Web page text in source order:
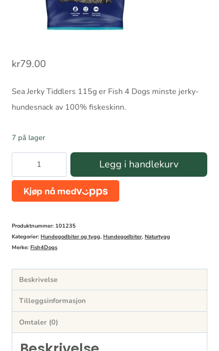
kr79.00
Sea Jerky Tiddlers 115g er Fish 4 Dogs minste jerky-
hundesnack av 100% fiskeskinn.
7 på lager
Jerky
Tiddlers
antall
Legg i handlekurv
Produktnummer: 101235
Kategorier: Hundegodbiter og tygg, Hundegodbiter, Naturtygg
Merke: Fish4Dogs
Beskrivelse
Tilleggsinformasjon
Omtaler (0)